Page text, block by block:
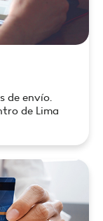
de envío.
de Lima